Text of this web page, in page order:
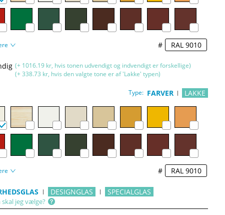
#
(+ 1016.19 kr, hvis tonen udvendigt og indvendigt er forskellige)
(+ 338.73 kr, hvis den valgte tone er af 'Lakke' typen)
Type: FARVER LAKKE
#
DESIGNGLAS SPECIALGLAS
jeg vælge?